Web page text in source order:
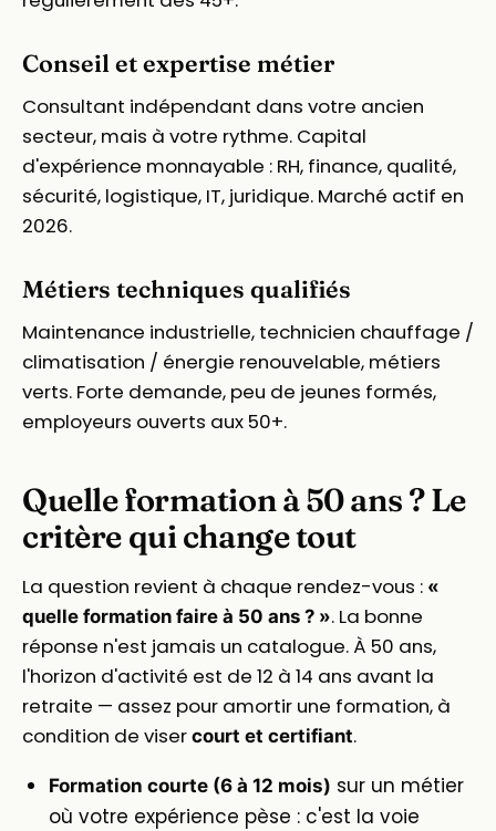
Conseil et expertise métier
Consultant indépendant dans votre ancien
secteur, mais à votre rythme. Capital
d'expérience monnayable : RH, finance, qualité,
sécurité, logistique, IT, juridique. Marché actif en
2026.
Métiers techniques qualifiés
Maintenance industrielle, technicien chauffage /
climatisation / énergie renouvelable, métiers
verts. Forte demande, peu de jeunes formés,
employeurs ouverts aux 50+.
Quelle formation à 50 ans ? Le
critère qui change tout
La question revient à chaque rendez-vous : «
quelle formation faire à 50 ans ? ». La bonne
réponse n'est jamais un catalogue. À 50 ans,
l'horizon d'activité est de 12 à 14 ans avant la
retraite — assez pour amortir une formation, à
condition de viser court et certifiant.
Formation courte (6 à 12 mois) sur un métier
où votre expérience pèse : c'est la voie